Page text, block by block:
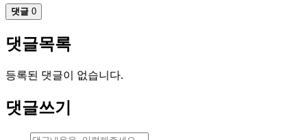
댓글 0
댓글목록
등록된 댓글이 없습니다.
댓글쓰기